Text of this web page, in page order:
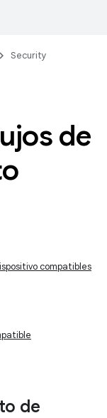
Security
de
compatibles
de